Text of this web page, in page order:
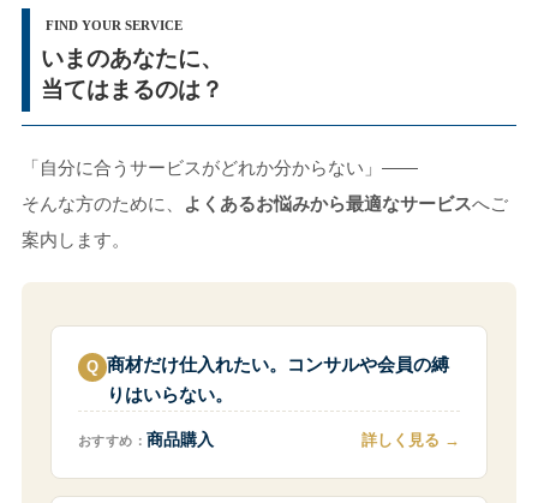
FIND YOUR SERVICE
いまのあなたに、
当てはまるのは？
「自分に合うサービスがどれか分からない」——
そんな方のために、
よくあるお悩みから最適なサービスへご
案内します。
商材だけ仕入れたい。コンサルや会員の縛
りはいらない。
おすすめ： 商品購入 詳しく見る